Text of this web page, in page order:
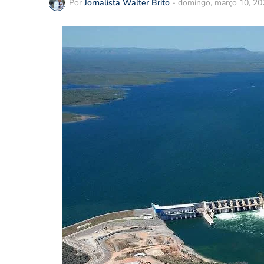
Por Jornalista Walter Brito - domingo, março 10,